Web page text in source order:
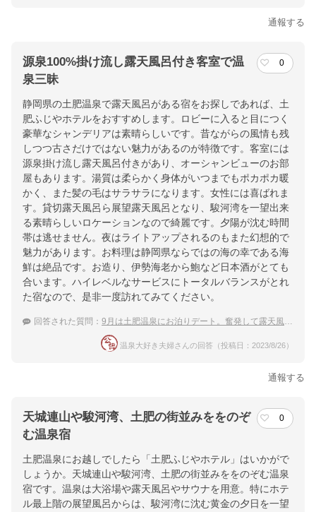
通報する
源泉100%掛け流し露天風呂付き客室で温
泉三昧
0
静岡県の土肥温泉で露天風呂がある宿をお探しであれば、土
肥ふじやホテルをおすすめします。ロビーに入ると目につく
豪華なシャンデリアは素晴らしいです。昔ながらの風情も残
しつつ古さだけではない魅力があるのが特徴です。客室には
源泉掛け流し露天風呂付きがあり、オーシャンビューのお部
屋もあります。湯質は柔らかく身体がいつまでもポカポカ暖
かく、また髪の毛はサラサラになります。女性には喜ばれま
す。貸切露天風呂ら展望露天風呂となり、駿河湾を一望出来
る素晴らしいロケーションなので綺麗です。夕陽が沈む時間
帯は逃せません。夜はライトアップされるのもまた幻想的で
魅力があります。お料理は静岡県ならではの海の幸である海
鮮は絶品です。お造り、伊勢海老から鮑など日本酒がとても
合います。ハイレベルなサービスにトータルバランスがとれ
た宿なので、是非一度訪れてみてください。
回答された質問： 9月は土肥温泉にお泊りデート。奮発して露天風呂付き客室の宿に泊まりたい！
温泉大好き夫婦さんの回答（投稿日：2023/8/26）
通報する
天城連山や駿河湾、土肥の街並みををのぞ
む温泉宿
0
土肥温泉にお越しでしたら「土肥ふじやホテル」はいかがで
しょうか。天城連山や駿河湾、土肥の街並みををのぞむ温泉
宿です。温泉は大浴場や露天風呂やサウナを用意。特にホテ
ル最上階の展望風呂からは、駿河湾に沈む黄金の夕日を一望